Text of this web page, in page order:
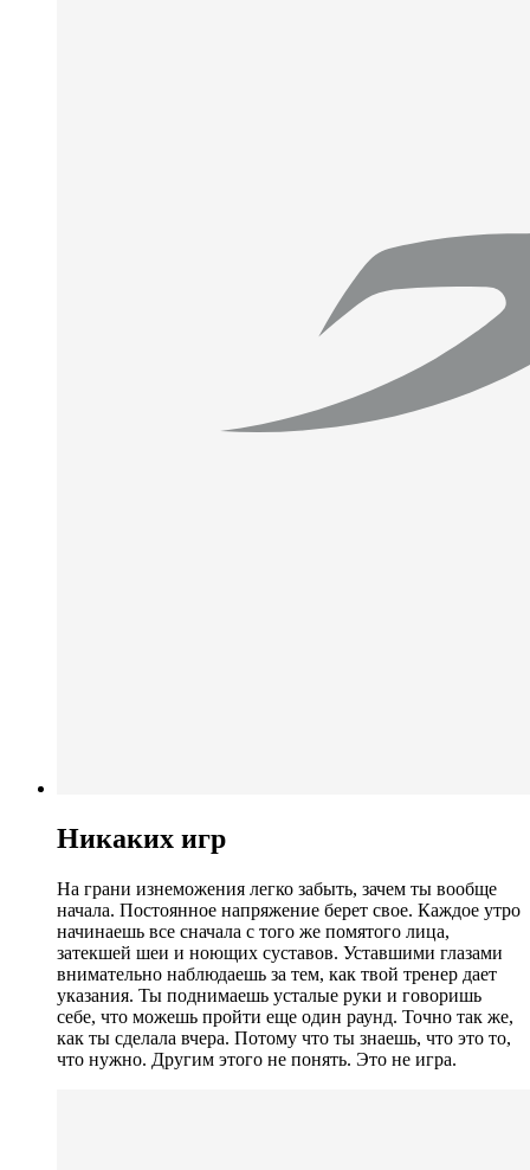
Никаких игр
На грани изнеможения легко забыть, зачем ты вообще
начала. Постоянное напряжение берет свое. Каждое утро
начинаешь все сначала с того же помятого лица,
затекшей шеи и ноющих суставов. Уставшими глазами
внимательно наблюдаешь за тем, как твой тренер дает
указания. Ты поднимаешь усталые руки и говоришь
себе, что можешь пройти еще один раунд. Точно так же,
как ты сделала вчера. Потому что ты знаешь, что это то,
что нужно. Другим этого не понять. Это не игра.